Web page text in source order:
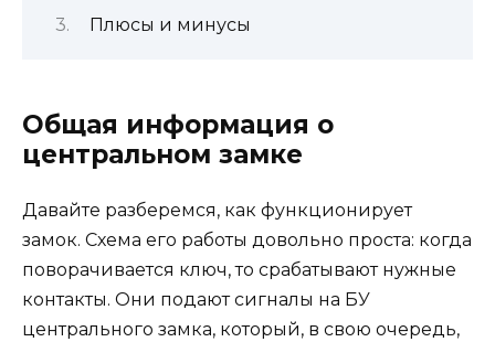
Плюсы и минусы
Общая информация о
центральном замке
Давайте разберемся, как функционирует
замок. Схема его работы довольно проста: когда
поворачивается ключ, то срабатывают нужные
контакты. Они подают сигналы на БУ
центрального замка, который, в свою очередь,